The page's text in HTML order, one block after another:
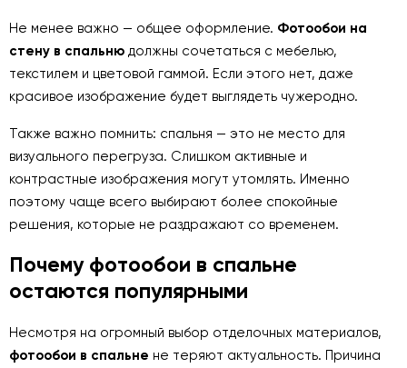
Не менее важно — общее оформление. Фотообои на
стену в спальню должны сочетаться с мебелью,
текстилем и цветовой гаммой. Если этого нет, даже
красивое изображение будет выглядеть чужеродно.
Также важно помнить: спальня — это не место для
визуального перегруза. Слишком активные и
контрастные изображения могут утомлять. Именно
поэтому чаще всего выбирают более спокойные
решения, которые не раздражают со временем.
Почему фотообои в спальне
остаются популярными
Несмотря на огромный выбор отделочных материалов,
фотообои в спальне не теряют актуальность. Причина